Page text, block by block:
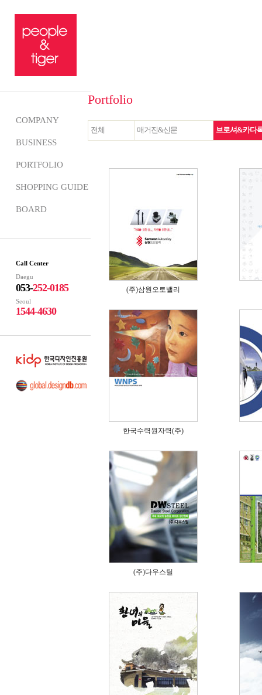
COMPANY
BUSINESS
PORTFOLIO
SHOPPING GUIDE
BOARD
Call Center
Daegu
053-252-0185
Seoul
1544-4630
Portfolio
전체 매거진&신문 브로셔&카다
(주)삼원오토밸리
한국수력원자력(주)
(주)다우스틸